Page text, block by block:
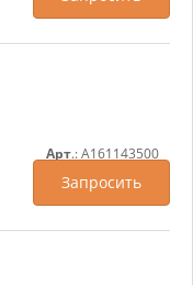
Арт.: A161143500
Запросить